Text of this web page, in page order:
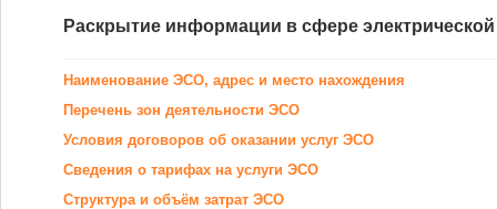
Раскрытие информации в сфере электрической
Наименование ЭСО, адрес и место нахождения
Перечень зон деятельности ЭСО
Условия договоров об оказании услуг ЭСО
Сведения о тарифах на услуги ЭСО
Структура и объём затрат ЭСО